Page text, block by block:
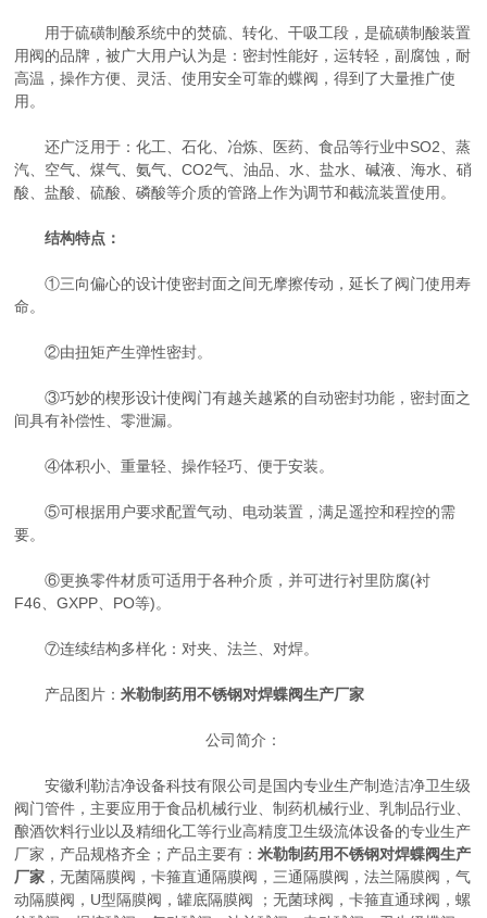
用于硫磺制酸系统中的焚硫、转化、干吸工段，是硫磺制酸装置
用阀的品牌，被广大用户认为是：密封性能好，运转轻，副腐蚀，耐
高温，操作方便、灵活、使用安全可靠的蝶阀，得到了大量推广使
用。
还广泛用于：化工、石化、冶炼、医药、食品等行业中SO2、蒸
汽、空气、煤气、氨气、CO2气、油品、水、盐水、碱液、海水、硝
酸、盐酸、硫酸、磷酸等介质的管路上作为调节和截流装置使用。
结构特点：
①三向偏心的设计使密封面之间无摩擦传动，延长了阀门使用寿
命。
②由扭矩产生弹性密封。
③巧妙的楔形设计使阀门有越关越紧的自动密封功能，密封面之
间具有补偿性、零泄漏。
④体积小、重量轻、操作轻巧、便于安装。
⑤可根据用户要求配置气动、电动装置，满足遥控和程控的需
要。
⑥更换零件材质可适用于各种介质，并可进行衬里防腐(衬
F46、GXPP、PO等)。
⑦连续结构多样化：对夹、法兰、对焊。
产品图片：米勒制药用不锈钢对焊蝶阀生产厂家
公司简介：
安徽利勒洁净设备科技有限公司是国内专业生产制造洁净卫生级
阀门管件，主要应用于食品机械行业、制药机械行业、乳制品行业、
酿酒饮料行业以及精细化工等行业高精度卫生级流体设备的专业生产
厂家，产品规格齐全；产品主要有：米勒制药用不锈钢对焊蝶阀生产
厂家 ，无菌隔膜阀，卡箍直通隔膜阀，三通隔膜阀，法兰隔膜阀，气
动隔膜阀，U型隔膜阀，罐底隔膜阀 ；无菌球阀，卡箍直通球阀，螺